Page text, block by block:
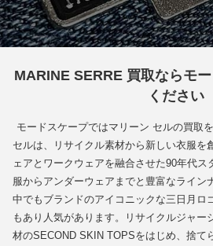
MARINE SERRE 買取ならモ
ください
モードスケープではマリーン セルの買取
セルは、リサイクル素材から新しい衣服を
ェアとワークウェアを融合させた90年代
服からアンダーウェアまでと豊富なライン
中でもブランドのアイコニックな三日月ロ
もあり人気があります。リサイクルジャー
材のSECOND SKIN TOPSをはじめ、捨て